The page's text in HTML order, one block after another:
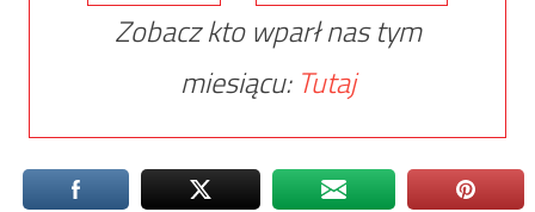
Zobacz kto wparł nas tym
miesiącu: Tutaj